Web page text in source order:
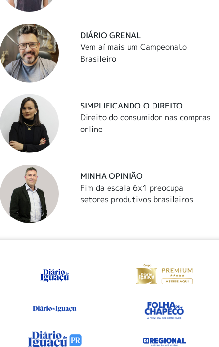
DIÁRIO GRENAL
Vem aí mais um Campeonato
Brasileiro
SIMPLIFICANDO O DIREITO
Direito do consumidor nas compras
online
MINHA OPINIÃO
Fim da escala 6x1 preocupa
setores produtivos brasileiros